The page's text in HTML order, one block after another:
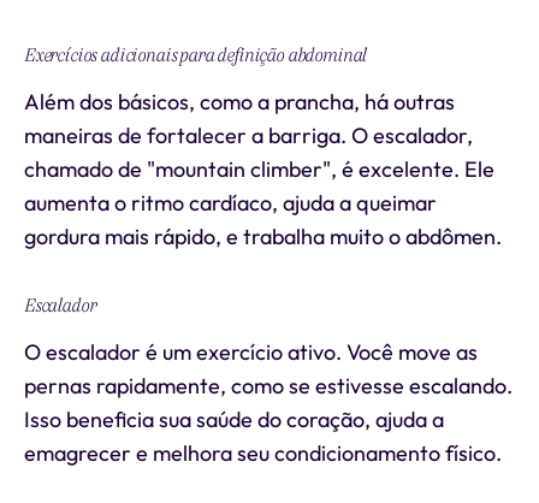
Exercícios adicionais para definição abdominal
Além dos básicos, como a prancha, há outras
maneiras de fortalecer a barriga. O escalador,
chamado de "mountain climber", é excelente. Ele
aumenta o ritmo cardíaco, ajuda a queimar
gordura mais rápido, e trabalha muito o abdômen.
Escalador
O escalador é um exercício ativo. Você move as
pernas rapidamente, como se estivesse escalando.
Isso beneficia sua saúde do coração, ajuda a
emagrecer e melhora seu condicionamento físico.